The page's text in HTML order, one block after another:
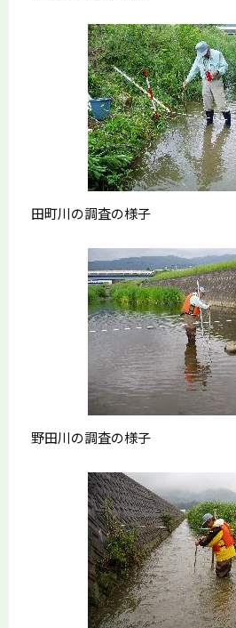
田町川の調査の様子
野田川の調査の様子